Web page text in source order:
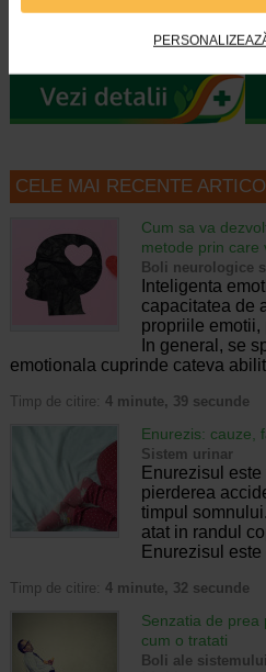
Fiolele cu acid hialuronic Gerovital
H3 Evolution de la Farmec SA au
efecte intens hidratante si de…
CELE MAI RECENTE
Cum sa va
metode prin care
Boli neurologice
Inteligenta
capacitatea de
propriile
In general, se
emotionala cuprinde cateva
Timp de citire: 4 minute, 39 secunde
Enurezis: cauze,
Sistem urinar
Enurezisul
pierderea
timpul
atat in randul
Enurezisul
Timp de citire: 4 minute, 32 secunde
Senzatia de prea
cum o tratati
Boli ale